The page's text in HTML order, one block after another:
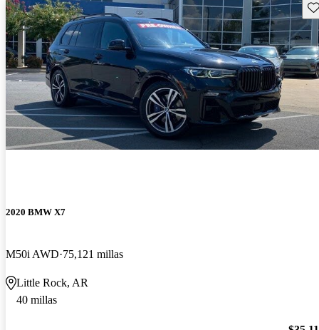
2020 BMW X7
M50i AWD 75,121 millas
Little Rock, AR
40 millas